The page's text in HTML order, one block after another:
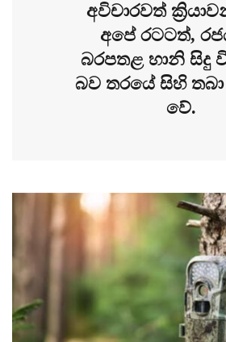
අවිචාරවත්
අපේ රටටත්,
බරපතළ හානි සිදු
බව තරයේ සිහි
වේ.